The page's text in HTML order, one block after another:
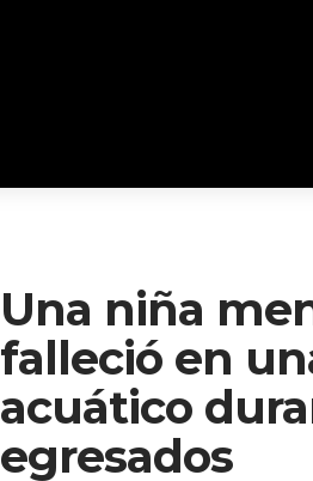
Una niña
falleció en
acuático
egresados